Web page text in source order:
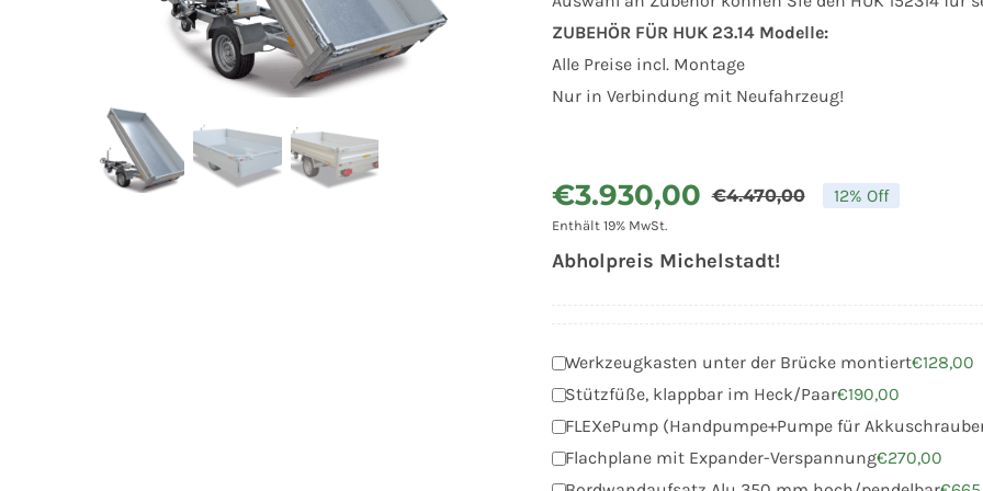
ZUBEHÖR FÜR HUK 23.14 Modelle:
Alle Preise incl. Montage
Nur in Verbindung mit Neufahrzeug!
€4.470,00
€3.930,00
Aktueller
Enthält 19% MwSt.
12% Off
Abholpreis Michelstadt!
Werkzeugkasten unter der Brücke montiert€128,00
Stützfüße, klappbar im Heck/Paar€190,00
FLEXePump (Handpumpe+Pumpe für
Flachplane mit Expander-Verspannung€270,00